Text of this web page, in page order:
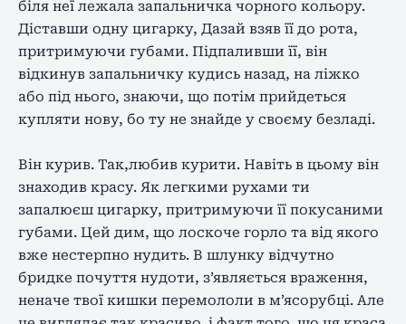
біля неї лежала запальничка чорного кольору.
Діставши одну цигарку, Дазай взяв її до рота,
притримуючи губами. Підпаливши її, він
відкинув запальничку кудись назад, на ліжко
або під нього, знаючи, що потім прийдеться
купляти нову, бо ту не знайде у своєму безладі.
Він курив. Так,любив курити. Навіть в цьому він
знаходив красу. Як легкими рухами ти
запалюєш цигарку, притримуючи її покусаними
губами. Цей дим, що лоскоче горло та від якого
вже нестерпно нудить. В шлунку відчутно
бридке почуття нудоти, з’являється враження,
неначе твої кишки перемололи в м’ясорубці. Але